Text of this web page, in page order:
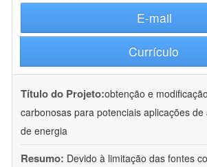
E-mail
Currículo
Título do Projeto:obtenção e
carbonosas para potenciais aplicações
de energia
Resumo: Devido à limitação das fontes